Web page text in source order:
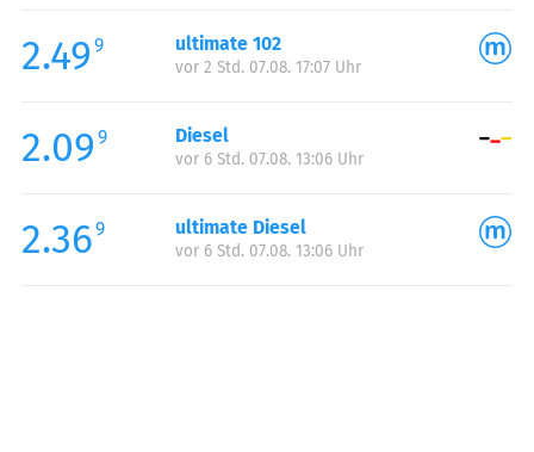
2.49 9 ultimate 102
vor 2 Std. 07.08. 17:07 Uhr
2.09 9 Diesel
vor 6 Std. 07.08. 13:06 Uhr
2.369 ultimate Diesel
vor 6 Std. 07.08. 13:06 Uhr